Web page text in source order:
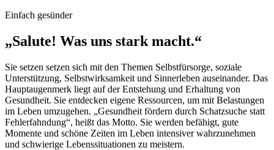
Einfach gesünder
„Salute! Was uns stark macht.“
Sie setzen setzen sich mit den Themen Selbstfürsorge, soziale
Unterstützung, Selbstwirksamkeit und Sinnerleben auseinander. Das
Hauptaugenmerk liegt auf der Entstehung und Erhaltung von
Gesundheit. Sie entdecken eigene Ressourcen, um mit Belastungen
im Leben umzugehen. „Gesundheit fördern durch Schatzsuche statt
Fehlerfahndung“, heißt das Motto. Sie werden befähigt, gute
Momente und schöne Zeiten im Leben intensiver wahrzunehmen
und schwierige Lebenssituationen zu meistern.